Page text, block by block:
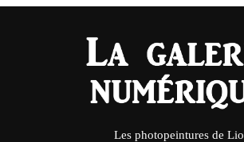
Les photopeintures de Lio